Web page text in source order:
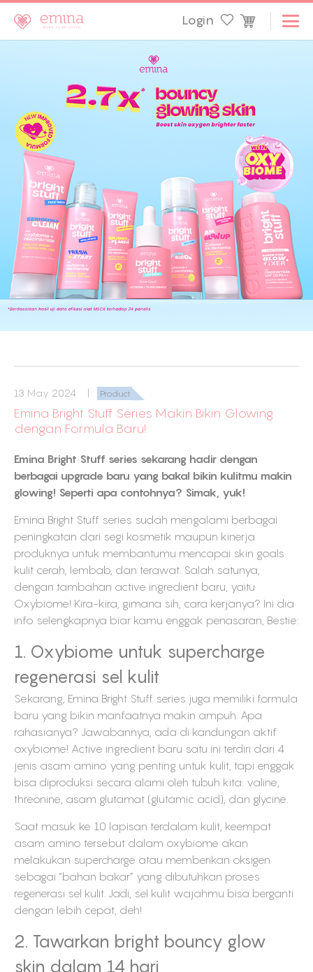
Login
13 May 2024 | Product
Emina Bright Stuff Series Makin Bikin Glowing
dengan Formula Baru!
Emina Bright Stuff series sekarang hadir dengan
berbagai upgrade baru yang bakal bikin kulitmu makin
glowing! Seperti apa contohnya? Simak, yuk!
Emina Bright Stuff series sudah mengalami berbagai
peningkatan dari segi kosmetik maupun kinerja
produknya untuk membantumu mencapai skin goals
kulit cerah, lembab, dan terawat. Salah satunya,
dengan tambahan active ingredient baru, yaitu
Oxybiome! Kira-kira, gimana sih, cara kerjanya? Ini dia
info selengkapnya biar kamu enggak penasaran, Bestie:
1. Oxybiome untuk supercharge
regenerasi sel kulit
Sekarang, Emina Bright Stuff series juga memiliki formula
baru yang bikin manfaatnya makin ampuh. Apa
rahasianya? Jawabannya, ada di kandungan aktif
oxybiome! Active ingredient baru satu ini terdiri dari 4
jenis asam amino yang penting untuk kulit, tapi enggak
bisa diproduksi secara alami oleh tubuh kita: valine,
threonine, asam glutamat (glutamic acid), dan glycine.
Saat masuk ke 10 lapisan terdalam kulit, keempat
asam amino tersebut dalam oxybiome akan
melakukan supercharge atau memberikan oksigen
sebagai “bahan bakar” yang dibutuhkan proses
regenerasi sel kulit. Jadi, sel kulit wajahmu bisa berganti
dengan lebih cepat, deh!
2. Tawarkan bright bouncy glow
skin dalam 14 hari